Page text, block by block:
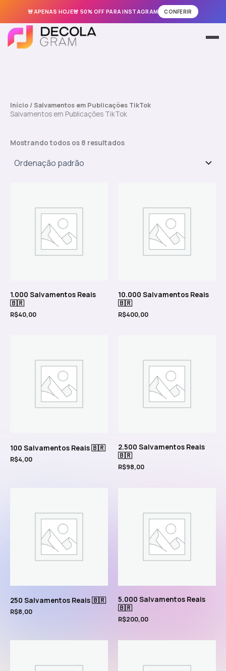
🚨APENAS HOJE🚨 50% OFF PARA INSTAGRAM CONFERIR
Meus Pedidos
TikTok
Facebook
Kwai
para
Início / Salvamentos em Publicações TikTok
Salvamentos em Publicações TikTok
Mostrando todos os 8 resultados
1.000 Salvamentos Reais
🇧🇷
R$40,00
10.000 Salvamentos Reais
🇧🇷
R$400,00
100 Salvamentos Reais 🇧🇷
R$4,00
2.500 Salvamentos Reais
🇧🇷
R$98,00
250 Salvamentos Reais 🇧🇷
R$8,00
5.000 Salvamentos Reais
🇧🇷
R$200,00